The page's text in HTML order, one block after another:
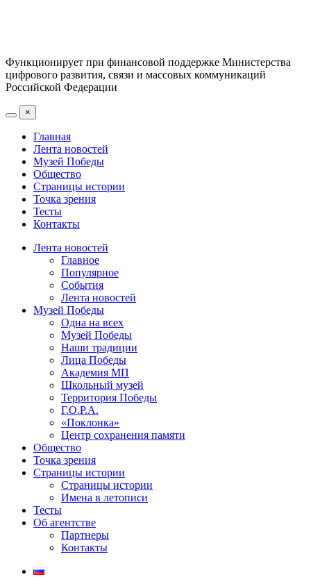
Функционирует при финансовой поддержке Министерства
цифрового развития, связи и массовых коммуникаций
Российской Федерации
×
Главная
Лента новостей
Музей Победы
Общество
Страницы истории
Точка зрения
Тесты
Контакты
Лента новостей
Главное
Популярное
События
Лента новостей
Музей Победы
Одна на всех
Музей Победы
Наши традиции
Лица Победы
Академия МП
Школьный музей
Территория Победы
Г.О.Р.А.
«Поклонка»
Центр сохранения памяти
Общество
Точка зрения
Страницы истории
Страницы истории
Имена в летописи
Тесты
Об агентстве
Партнеры
Контакты